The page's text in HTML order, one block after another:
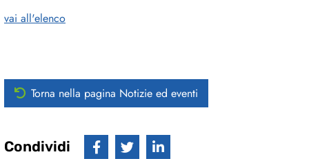
vai all'elenco
Torna nella pagina Notizie ed eventi
Condividi